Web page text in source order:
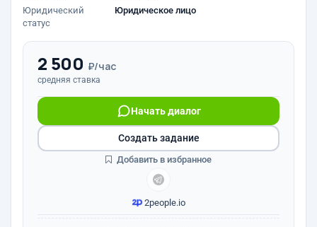
Юридический
статус
Юридическое лицо
2 500 ₽/час
средняя ставка
Начать диалог
2people.io
Создать задание
Добавить в избранное